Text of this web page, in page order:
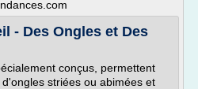
- Des Ongles et Des
conçus, permettent
striées ou abimées et